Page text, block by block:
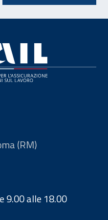
(RM)
9.00 alle 18.00